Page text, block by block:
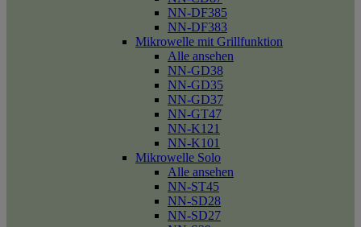
NN-DF385
NN-DF383
Mikrowelle mit Grillfunktion
Alle ansehen
NN-GD38
NN-GD35
NN-GD37
NN-GT47
NN-K121
NN-K101
Mikrowelle Solo
Alle ansehen
NN-ST45
NN-SD28
NN-SD27